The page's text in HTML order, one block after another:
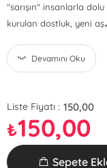
"sarışın" insanlarla
kurulan dostluk, yeni aş
Devamını Oku
Liste Fiyatı : 150,00
₺150,00
Sepete